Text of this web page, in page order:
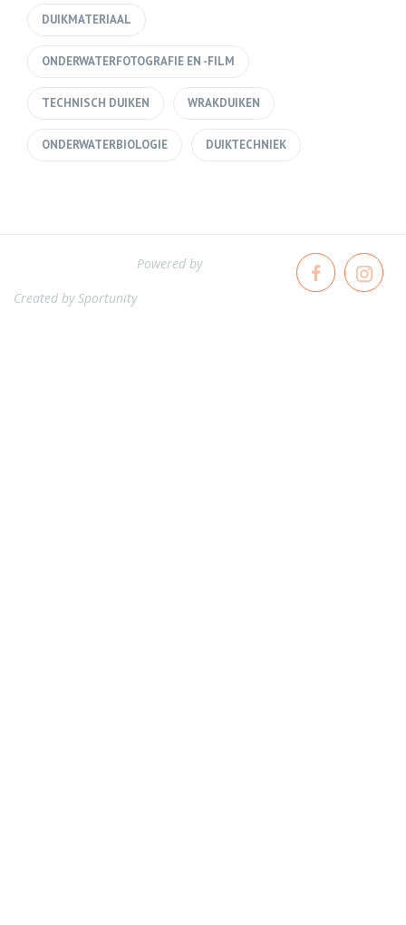
DUIKMATERIAAL
ONDERWATERFOTOGRAFIE EN -FILM
TECHNISCH DUIKEN WRAKDUIKEN
ONDERWATERBIOLOGIE DUIKTECHNIEK
Powered by
Created bySportunity